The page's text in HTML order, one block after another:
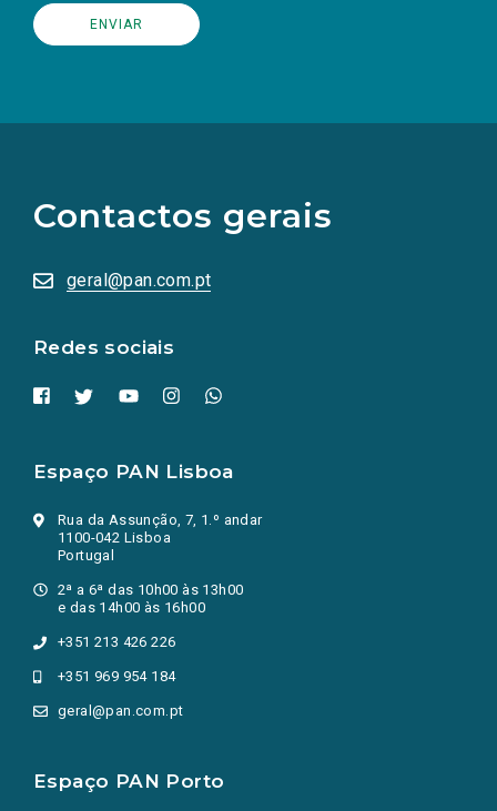
Contactos gerais
geral@pan.com.pt
Redes sociais
redes
sociais
numa
nova
Espaço PAN Lisboa
Rua da Assunção, 7, 1.º andar
1100-042 Lisboa
Portugal
2ª a 6ª das 10h00 às 13h00
e das 14h00 às 16h00
+351 213 426 226
+351 969 954 184
geral@pan.com.pt
Espaço PAN Porto